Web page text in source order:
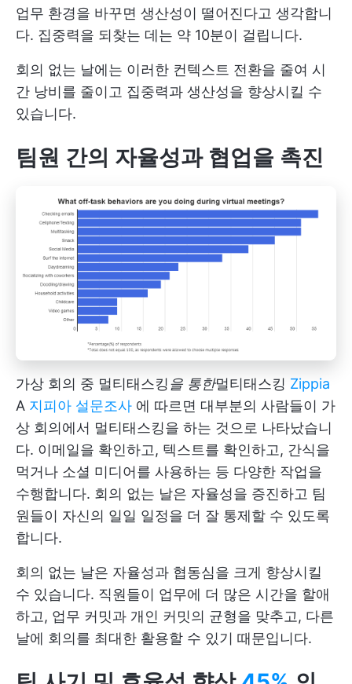
업무 환경을 바꾸면 생산성이 떨어진다고 생각합니
다. 집중력을 되찾는 데는 약 10분이 걸립니다.
회의 없는 날에는 이러한 컨텍스트 전환을 줄여 시
간 낭비를 줄이고 집중력과 생산성을 향상시킬 수
있습니다.
팀원 간의 자율성과 협업을 촉진
가상 회의 중 멀티태스킹을 통한멀티태스킹 Zippia
A 지피아 설문조사 에 따르면 대부분의 사람들이 가
상 회의에서 멀티태스킹을 하는 것으로 나타났습니
다. 이메일을 확인하고, 텍스트를 확인하고, 간식을
먹거나 소셜 미디어를 사용하는 등 다양한 작업을
수행합니다. 회의 없는 날은 자율성을 증진하고 팀
원들이 자신의 일일 일정을 더 잘 통제할 수 있도록
합니다.
회의 없는 날은 자율성과 협동심을 크게 향상시킬
수 있습니다. 직원들이 업무에 더 많은 시간을 할애
하고, 업무 커밋과 개인 커밋의 균형을 맞추고, 다른
날에 회의를 최대한 활용할 수 있기 때문입니다.